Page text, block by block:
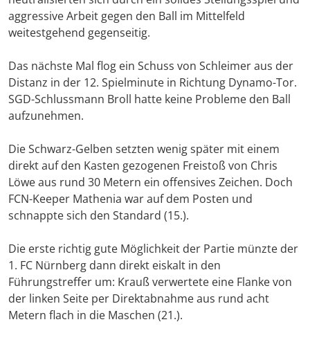
aggressive Arbeit gegen den Ball im Mittelfeld
weitestgehend gegenseitig.
Das nächste Mal flog ein Schuss von Schleimer aus der
Distanz in der 12. Spielminute in Richtung Dynamo-Tor.
SGD-Schlussmann Broll hatte keine Probleme den Ball
aufzunehmen.
Die Schwarz-Gelben setzten wenig später mit einem
direkt auf den Kasten gezogenen Freistoß von Chris
Löwe aus rund 30 Metern ein offensives Zeichen. Doch
FCN-Keeper Mathenia war auf dem Posten und
schnappte sich den Standard (15.).
Die erste richtig gute Möglichkeit der Partie münzte der
1. FC Nürnberg dann direkt eiskalt in den
Führungstreffer um: Krauß verwertete eine Flanke von
der linken Seite per Direktabnahme aus rund acht
Metern flach in die Maschen (21.).